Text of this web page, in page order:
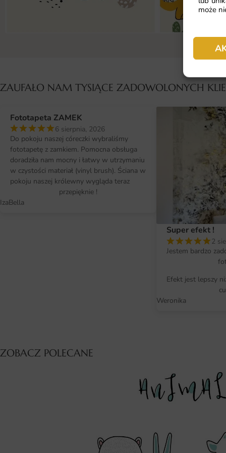
może
ZAUFAŁO NAM TYSIĄCE ZADOWOLONYCH
Fototapeta ZAMEK
6 sierpnia, 2026
Do pokoju naszej córeczki wybraliśmy
fototapetę z zamkiem. Pomocna obsługa
doradziła nam mocny i łatwy w utrzymaniu
w czystości materiał (vinyl brush). Ściana w
pokoju naszej królewny wygląda teraz
przepięknie !
IzaBella
Super efekt !
2
Jestem bardzo
Efekt jest lepszy
Weronika
ZOBACZ POLECANE